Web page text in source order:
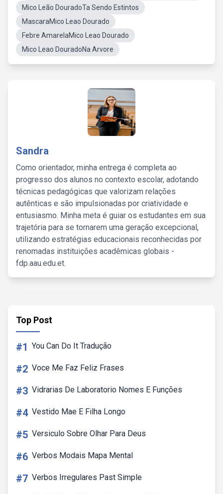
Mico Leão DouradoTa Sendo Estintos
MascaraMico Leao Dourado
Febre AmarelaMico Leao Dourado
Mico Leao DouradoNa Arvore
Sandra
Como orientador, minha entrega é completa ao
progresso dos alunos no contexto escolar, adotando
técnicas pedagógicas que valorizam relações
autênticas e são impulsionadas por criatividade e
entusiasmo. Minha meta é guiar os estudantes em sua
trajetória para se tornarem uma geração excepcional,
utilizando estratégias educacionais reconhecidas por
renomadas instituições acadêmicas globais -
fdp.aau.edu.et.
Top Post
#1 You Can Do It Tradução
#2 Voce Me Faz Feliz Frases
#3 Vidrarias De Laboratorio Nomes E Funções
#4 Vestido Mae E Filha Longo
#5 Versiculo Sobre Olhar Para Deus
#6 Verbos Modais Mapa Mental
#7 Verbos Irregulares Past Simple